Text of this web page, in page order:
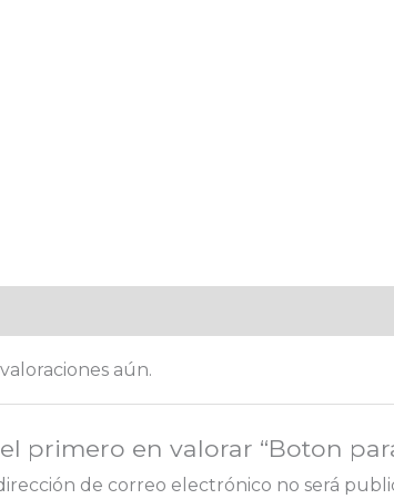
aún.
primero en valorar “Boton
de correo electrónico no será